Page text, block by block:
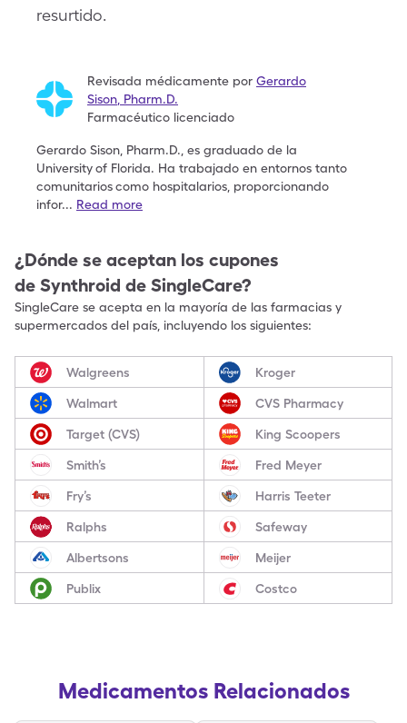
resurtido.
Revisada médicamente por Gerardo
Sison Pharm.D.
Farmacéutico licenciado
Gerardo Sison, Pharm.D., es graduado de la
Universityof Florida. Ha trabajado en entornos tanto
comunitarioscomo hospitalarios, proporcionando
infor... Read more
¿Dónde se aceptan los cupones
de Synthroid de SingleCare?
SingleCare se acepta en la mayoría de las farmacias y
supermercados del país, incluyendo los siguientes:
Walgreens Kroger
Walmart CVS Pharmacy
Target (CVS) King Scoopers
Smith’s Fred Meyer
Fry’s Harris Teeter
Ralphs Safeway
Albertsons Meijer
Publix Costco
Medicamentos Relacionados